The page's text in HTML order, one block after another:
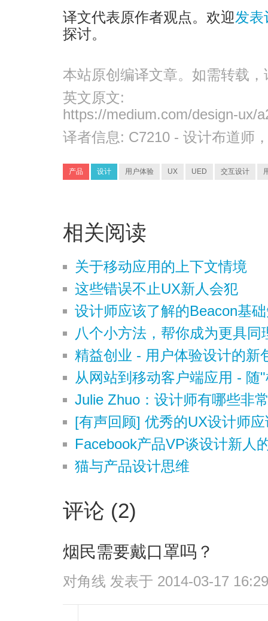
译文代表原作者观点。欢迎发表
探讨。
本站原创编译文章。如需转载
英文原文:
https://medium.com/design-ux/
译者信息: C7210 - 设计布道师
产品 设计 用户体验 UX UED 交互设计
相关阅读
关于移动应用的上下文情境
这些错误不止UX新人会犯
设计师应该了解的Beacon基
八个小方法，帮你成为更具同
精益创业 - 用户体验设计的新
从网站到移动客户端应用 - 随
Julie Zhuo：设计师有哪些非
[有声回顾] 优秀的UX设计师
Facebook产品VP谈设计新人
猫与产品设计思维
评论 (2)
烟民需要戴口罩吗？
对角线 发表于 2014-03-17 16:29